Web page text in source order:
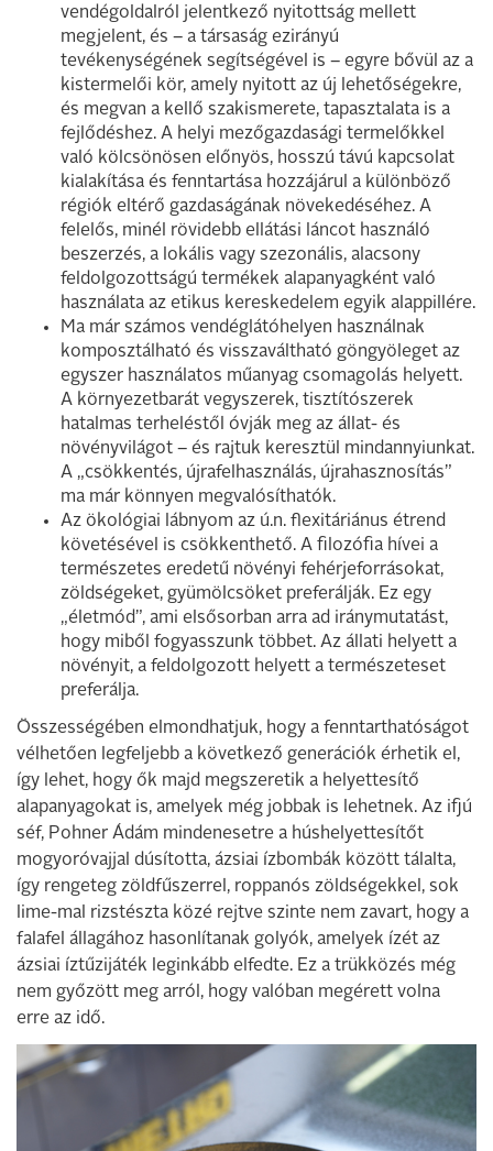
vendégoldalról jelentkező nyitottság mellett
megjelent, és – a társaság ezirányú
tevékenységének segítségével is – egyre bővül az a
kistermelői kör, amely nyitott az új lehetőségekre,
és megvan a kellő szakismerete, tapasztalata is a
fejlődéshez. A helyi mezőgazdasági termelőkkel
való kölcsönösen előnyös, hosszú távú kapcsolat
kialakítása és fenntartása hozzájárul a különböző
régiók eltérő gazdaságának növekedéséhez. A
felelős, minél rövidebb ellátási láncot használó
beszerzés, a lokális vagy szezonális, alacsony
feldolgozottságú termékek alapanyagként való
használata az etikus kereskedelem egyik alappillére.
Ma már számos vendéglátóhelyen használnak
komposztálható és visszaváltható göngyöleget az
egyszer használatos műanyag csomagolás helyett.
A környezetbarát vegyszerek, tisztítószerek
hatalmas terheléstől óvják meg az állat- és
növényvilágot – és rajtuk keresztül mindannyiunkat.
A „csökkentés, újrafelhasználás, újrahasznosítás”
ma már könnyen megvalósíthatók.
Az ökológiai lábnyom az ú.n. flexitáriánus étrend
követésével is csökkenthető. A filozófia hívei a
természetes eredetű növényi fehérjeforrásokat,
zöldségeket, gyümölcsöket preferálják. Ez egy
„életmód”, ami elsősorban arra ad iránymutatást,
hogy miből fogyasszunk többet. Az állati helyett a
növényit, a feldolgozott helyett a természeteset
preferálja.
Összességében elmondhatjuk, hogy a fenntarthatóságot
vélhetően legfeljebb a következő generációk érhetik el,
így lehet, hogy ők majd megszeretik a helyettesítő
alapanyagokat is, amelyek még jobbak is lehetnek. Az ifjú
séf, Pohner Ádám mindenesetre a húshelyettesítőt
mogyoróvajjal dúsította, ázsiai ízbombák között tálalta,
így rengeteg zöldfűszerrel, roppanós zöldségekkel, sok
lime-mal rizstészta közé rejtve szinte nem zavart, hogy a
falafel állagához hasonlítanak golyók, amelyek ízét az
ázsiai íztűzijáték leginkább elfedte. Ez a trükközés még
nem győzött meg arról, hogy valóban megérett volna
erre az idő.